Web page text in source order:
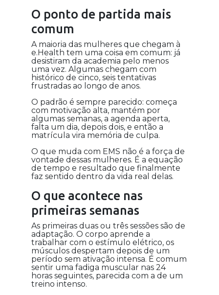
O ponto de partida mais
comum
A maioria das mulheres que chegam à
e.Health tem uma coisa em comum: já
desistiram da academia pelo menos
uma vez. Algumas chegam com
histórico de cinco, seis tentativas
frustradas ao longo de anos.
O padrão é sempre parecido: começa
com motivação alta, mantém por
algumas semanas, a agenda aperta,
falta um dia, depois dois, e então a
matrícula vira memória de culpa.
O que muda com EMS não é a força de
vontade dessas mulheres. É a equação
de tempo e resultado que finalmente
faz sentido dentro da vida real delas.
O que acontece nas
primeiras semanas
As primeiras duas ou três sessões são de
adaptação. O corpo aprende a
trabalhar com o estímulo elétrico, os
músculos despertam depois de um
período sem ativação intensa. É comum
sentir uma fadiga muscular nas 24
horas seguintes, parecida com a de um
treino intenso.